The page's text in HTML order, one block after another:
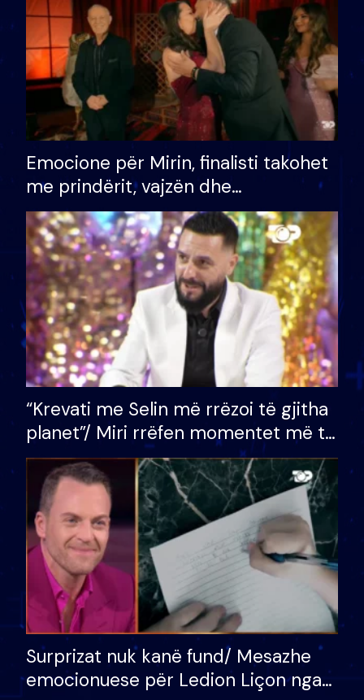
Emocione për Mirin, finalisti takohet
me prindërit, vajzën dhe
bashkëshorten: S’kemi ndonjë letër
divorci apo jo?
“Krevati me Selin më rrëzoi të gjitha
planet”/ Miri rrëfen momentet më të
bukura në shtëpinë e BB VIP: Do më
mungojë zilja e mëngjesit kur…
Surprizat nuk kanë fund/ Mesazhe
emocionuese për Ledion Liçon nga